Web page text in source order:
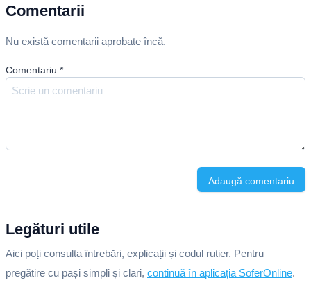
Comentarii
Nu există comentarii aprobate încă.
Comentariu *
Adaugă comentariu
Legături utile
Aici poți consulta întrebări, explicații și codul rutier. Pentru
pregătire cu pași simpli și clari, continuă în aplicația SoferOnline.